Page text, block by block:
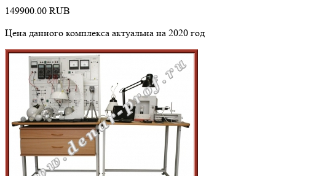
149900.00 RUB
Цена данного комплекса актуальна на 2020 год